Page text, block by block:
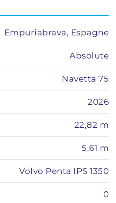
Empuriabrava, Espagne
Absolute
Navetta 75
2026
22,82 m
5,61 m
Volvo Penta IPS 1350
0